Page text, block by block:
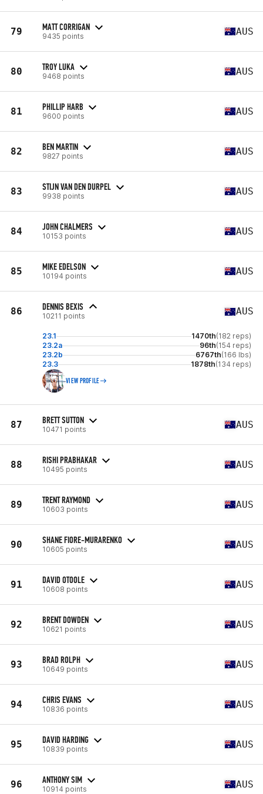
79 MATT CORRIGAN
9435 points AUS
80 TROY LUKA
9468 points AUS
81 PHILLIP HARB
9600 points AUS
82 BEN MARTIN
9827 points AUS
83 STIJN VAN DEN DURPEL
9938 points AUS
84 JOHN CHALMERS
10153 points AUS
85 MIKE EDELSON
10194 points AUS
86 DENNIS BEXIS
10211 points AUS
23.1 1470th(182 reps)
23.2a
96th(154 reps)
23.2b
6767th(166 lbs)
23.3
1878th(134 reps)
VIEW PROFILE
87 BRETT SUTTON
10471 points AUS
88 RISHI PRABHAKAR
10495 points AUS
89 TRENT RAYMOND
10603 points AUS
90 SHANE FIORE-MURARENKO
10605 points AUS
91 DAVID OTOOLE
10608 points AUS
92 BRENT DOWDEN
10621 points AUS
93 BRAD ROLPH
10649 points AUS
94 CHRIS EVANS
10836 points AUS
95 DAVID HARDING
10839 points AUS
96 ANTHONY SIM
10914 points AUS